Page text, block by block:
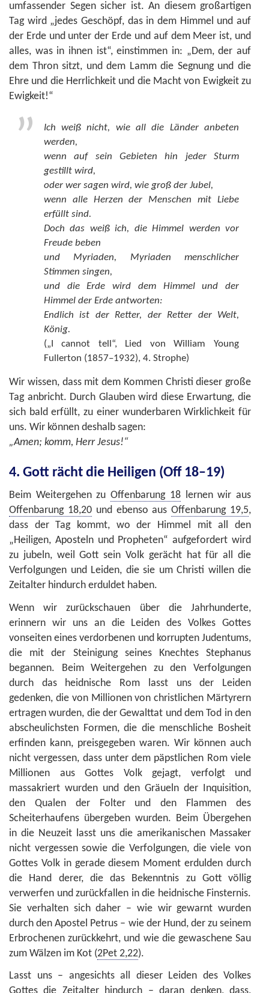
umfassender Segen sicher ist. An diesem großartigen
Tag wird „jedes Geschöpf, das in dem Himmel und auf
der Erde und unter der Erde und auf dem Meer ist, und
alles, was in ihnen ist“, einstimmen in: „Dem, der auf
dem Thron sitzt, und dem Lamm die Segnung und die
Ehre und die Herrlichkeit und die Macht von Ewigkeit zu
Ewigkeit!“
Ich weiß nicht, wie all die Länder anbeten
werden,
wenn auf sein Gebieten hin jeder Sturm
gestillt wird,
oder wer sagen wird, wie groß der Jubel,
wenn alle Herzen der Menschen mit Liebe
erfüllt sind.
Doch das weiß ich, die Himmel werden vor
Freude beben
und Myriaden, Myriaden menschlicher
Stimmen singen,
und die Erde wird dem Himmel und der
Himmel der Erde antworten:
Endlich ist der Retter, der Retter der Welt,
König.
(„I cannot tell“, Lied von William Young
Fullerton (1857–1932), 4. Strophe)
Wir wissen, dass mit dem Kommen Christi dieser große
Tag anbricht. Durch Glauben wird diese Erwartung, die
sich bald erfüllt, zu einer wunderbaren Wirklichkeit für
uns. Wir können deshalb sagen:
„Amen; komm, Herr Jesus!“
4. Gott rächt die Heiligen (Off 18–19)
Beim Weitergehen zuOffenbarung 18lernen wir aus
Offenbarung 18,20und ebenso ausOffenbarung 19,5,
dass der Tag kommt, wo der Himmel mit all den
„Heiligen, Aposteln und Propheten“ aufgefordert wird
zu jubeln, weil Gott sein Volk gerächt hat für all die
Verfolgungen und Leiden, die sie um Christi willen die
Zeitalter hindurch erduldet haben.
Wenn wir zurückschauen über die Jahrhunderte,
erinnern wir uns an die Leiden des Volkes Gottes
vonseiten eines verdorbenen und korrupten Judentums,
die mit der Steinigung seines Knechtes Stephanus
begannen. Beim Weitergehen zu den Verfolgungen
durch das heidnische Rom lasst uns der Leiden
gedenken, die von Millionen von christlichen Märtyrern
ertragen wurden, die der Gewalttat und dem Tod in den
abscheulichsten Formen, die die menschliche Bosheit
erfinden kann, preisgegeben waren. Wir können auch
nicht vergessen, dass unter dem päpstlichen Rom viele
Millionen aus Gottes Volk gejagt, verfolgt und
massakriert wurden und den Gräueln der Inquisition,
den Qualen der Folter und den Flammen des
Scheiterhaufens übergeben wurden. Beim Übergehen
in die Neuzeit lasst uns die amerikanischen Massaker
nicht vergessen sowie die Verfolgungen, die viele von
Gottes Volk in gerade diesem Moment erdulden durch
die Hand derer, die das Bekenntnis zu Gott völlig
verwerfen und zurückfallen in die heidnische Finsternis.
Sie verhalten sich daher – wie wir gewarnt wurden
durch den Apostel Petrus – wie der Hund, der zu seinem
Erbrochenen zurückkehrt, und wie die gewaschene Sau
zum Wälzen im Kot (2Pet 2,22).
Lasst uns – angesichts all dieser Leiden des Volkes